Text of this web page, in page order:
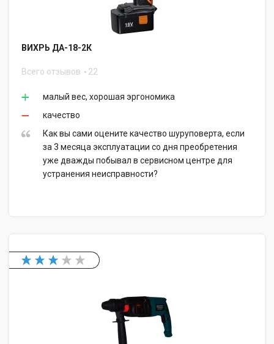
ВИХРЬ ДА-18-2К
Всего отзывов 22
малый вес, хорошая эргономика
качество
Как вы сами оцените качество шуруповерта, если
за 3 месяца эксплуатации со дня преобретения
уже дважды побывал в сервисном центре для
устранения неисправности?